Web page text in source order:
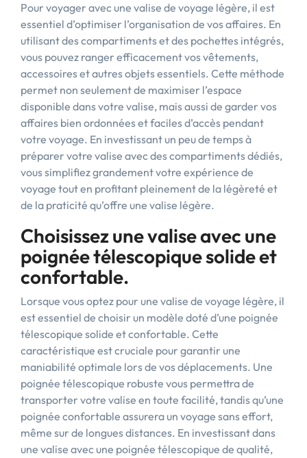
Pour voyager avec une valise de voyage légère, il est
essentiel d’optimiser l’organisation de vos affaires. En
utilisant des compartiments et des pochettes intégrés,
vous pouvez ranger efficacement vos vêtements,
accessoires et autres objets essentiels. Cette méthode
permet non seulement de maximiser l’espace
disponible dans votre valise, mais aussi de garder vos
affaires bien ordonnées et faciles d’accès pendant
votre voyage. En investissant un peu de temps à
préparer votre valise avec des compartiments dédiés,
vous simplifiez grandement votre expérience de
voyage tout en profitant pleinement de la légèreté et
de la praticité qu’offre une valise légère.
Choisissez une valise avec une
poignée télescopique solide et
confortable.
Lorsque vous optez pour une valise de voyage légère, il
est essentiel de choisir un modèle doté d’une poignée
télescopique solide et confortable. Cette
caractéristique est cruciale pour garantir une
maniabilité optimale lors de vos déplacements. Une
poignée télescopique robuste vous permettra de
transporter votre valise en toute facilité, tandis qu’une
poignée confortable assurera un voyage sans effort,
même sur de longues distances. En investissant dans
une valise avec une poignée télescopique de qualité,